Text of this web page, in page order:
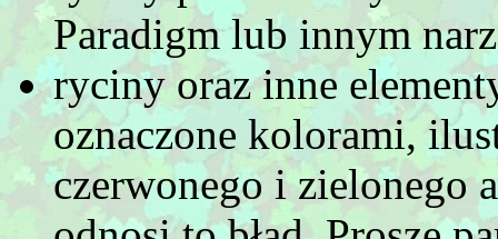
Paradigm lub innym
ryciny oraz inne
oznaczone kolorami,
czerwonego i zielonego